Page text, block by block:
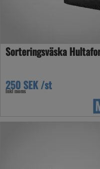
Sorteringsväska
250 SEK /st
Inkl moms